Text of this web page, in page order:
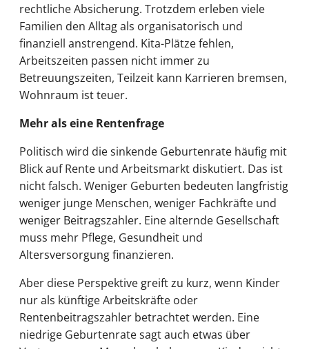
rechtliche Absicherung. Trotzdem erleben viele
Familien den Alltag als organisatorisch und
finanziell anstrengend. Kita-Plätze fehlen,
Arbeitszeiten passen nicht immer zu
Betreuungszeiten, Teilzeit kann Karrieren bremsen,
Wohnraum ist teuer.
Mehr als eine Rentenfrage
Politisch wird die sinkende Geburtenrate häufig mit
Blick auf Rente und Arbeitsmarkt diskutiert. Das ist
nicht falsch. Weniger Geburten bedeuten langfristig
weniger junge Menschen, weniger Fachkräfte und
weniger Beitragszahler. Eine alternde Gesellschaft
muss mehr Pflege, Gesundheit und
Altersversorgung finanzieren.
Aber diese Perspektive greift zu kurz, wenn Kinder
nur als künftige Arbeitskräfte oder
Rentenbeitragszahler betrachtet werden. Eine
niedrige Geburtenrate sagt auch etwas über